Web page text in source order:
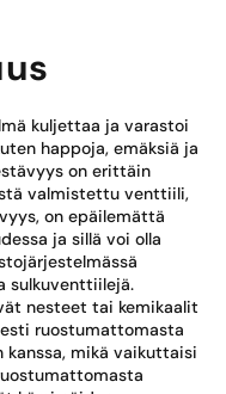
kuljettaa ja varastoi
happoja, emäksiä ja
on erittäin
valmistettu venttiili,
on epäilemättä
ja sillä voi olla
sulkuventtiilejä.
nesteet tai kemikaalit
ruostumattomasta
mikä vaikuttaisi